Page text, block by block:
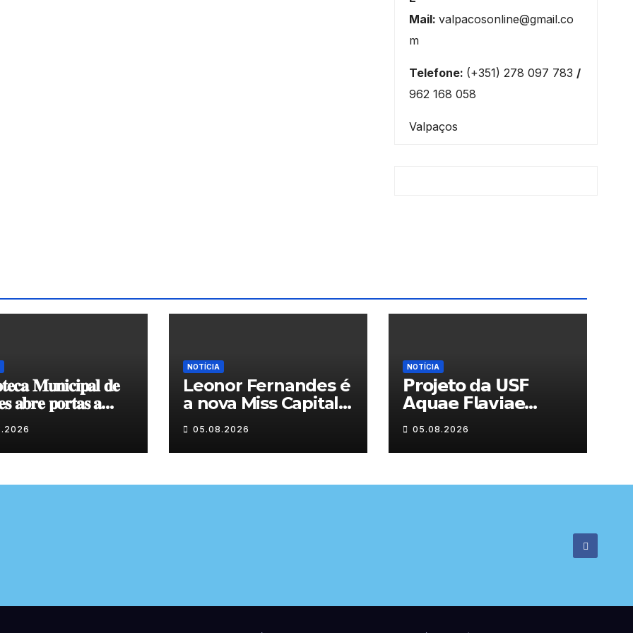
Mail: valpacosonline@gmail.co
m
Telefone: (+351) 278 097 783 /
962 168 058
Valpaços
𝐌𝐮𝐧𝐢𝐜𝐢𝐩𝐚𝐥 𝐝𝐞
𝐚𝐛𝐫𝐞 𝐩𝐨𝐫𝐭𝐚𝐬 𝐚
𝐝𝐞 𝐩𝐢𝐧𝐭𝐮𝐫𝐚
𝐨 𝐦𝐞̂𝐬 𝐝𝐞 𝐚𝐠𝐨𝐬𝐭𝐨
NOTÍCIA
Leonor Fernandes é
a nova Miss Capital
do Granito
05.08.2026
NOTÍCIA
𝗣𝗿𝗼𝗷𝗲𝘁𝗼 𝗱𝗮 𝗨𝗦𝗙
𝗔𝗾𝘂𝗮𝗲 𝗙𝗹𝗮𝘃𝗶𝗮𝗲
𝗮𝗷𝘂𝗱𝗮 𝗮 𝗰𝗼𝗻𝘁𝗿𝗼𝗹𝗮𝗿 𝗮
𝗮𝗻𝘀𝗶𝗲𝗱𝗮𝗱𝗲
05.08.2026